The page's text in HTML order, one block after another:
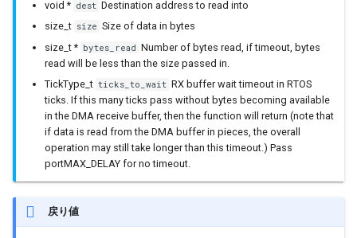
WiFiServer
WiFiUDP
base64
boost::array
void * dest Destination address to read into
size_t size Size of data in bytes
size_t * bytes_read Number of bytes read, if timeout, bytes
read will be less than the size passed in.
TickType_t ticks_to_wait RX buffer wait timeout in RTOS
ticks. If this many ticks pass without bytes becoming available
in the DMA receive buffer, then the function will return (note that
if data is read from the DMA buffer in pieces, the overall
operation may still take longer than this timeout.) Pass
portMAX_DELAY for no timeout.
戻り値